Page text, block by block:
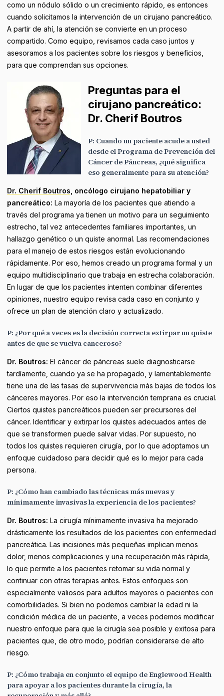
como un nódulo sólido o un crecimiento rápido, es entonces
cuando solicitamos la intervención de un cirujano pancreático.
A partir de ahí, la atención se convierte en un proceso
compartido. Como equipo, revisamos cada caso juntos y
asesoramos a los pacientes sobre los riesgos y beneficios,
para que comprendan sus opciones.
Preguntas para el
cirujano pancreático:
Dr. Cherif Boutros
P: Cuando un paciente acude a usted
desde el Programa de Prevención del
Cáncer de Páncreas, ¿qué significa
eso generalmente para su atención?
Dr. Cherif Boutros, oncólogo cirujano hepatobiliar y
pancreático: La mayoría de los pacientes que atiendo a
través del programa ya tienen un motivo para un seguimiento
estrecho, tal vez antecedentes familiares importantes, un
hallazgo genético o un quiste anormal. Las recomendaciones
para el manejo de estos riesgos están evolucionando
rápidamente. Por eso, hemos creado un programa formal y un
equipo multidisciplinario que trabaja en estrecha colaboración.
En lugar de que los pacientes intenten combinar diferentes
opiniones, nuestro equipo revisa cada caso en conjunto y
ofrece un plan de atención claro y actualizado.
P: ¿Por qué a veces es la decisión correcta extirpar un quiste
antes de que se vuelva canceroso?
Dr. Boutros: El cáncer de páncreas suele diagnosticarse
tardíamente, cuando ya se ha propagado, y lamentablemente
tiene una de las tasas de supervivencia más bajas de todos los
cánceres mayores. Por eso la intervención temprana es crucial.
Ciertos quistes pancreáticos pueden ser precursores del
cáncer. Identificar y extirpar los quistes adecuados antes de
que se transformen puede salvar vidas. Por supuesto, no
todos los quistes requieren cirugía, por lo que adoptamos un
enfoque cuidadoso para decidir qué es lo mejor para cada
persona.
P: ¿Cómo han cambiado las técnicas más nuevas y
mínimamente invasivas la experiencia de los pacientes?
Dr. Boutros: La cirugía mínimamente invasiva ha mejorado
drásticamente los resultados de los pacientes con enfermedad
pancreática. Las incisiones más pequeñas implican menos
dolor, menos complicaciones y una recuperación más rápida,
lo que permite a los pacientes retomar su vida normal y
continuar con otras terapias antes. Estos enfoques son
especialmente valiosos para adultos mayores o pacientes con
comorbilidades. Si bien no podemos cambiar la edad ni la
condición médica de un paciente, a veces podemos modificar
nuestro enfoque para que la cirugía sea posible y exitosa para
pacientes que, de otro modo, podrían considerarse de alto
riesgo.
P: ¿Cómo trabaja en conjunto el equipo de Englewood Health
para apoyar a los pacientes durante la cirugía, la